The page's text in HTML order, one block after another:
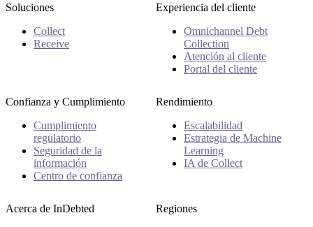
Soluciones
Collect
Receive
Experiencia del cliente
Omnichannel Debt
Collection
Atención al cliente
Portal del cliente
Confianza y Cumplimiento
Cumplimiento
regulatorio
Seguridad de la
información
Centro de confianza
Rendimiento
Escalabilidad
Estrategia de Machine
Learning
IA de Collect
Acerca de InDebted
Regiones